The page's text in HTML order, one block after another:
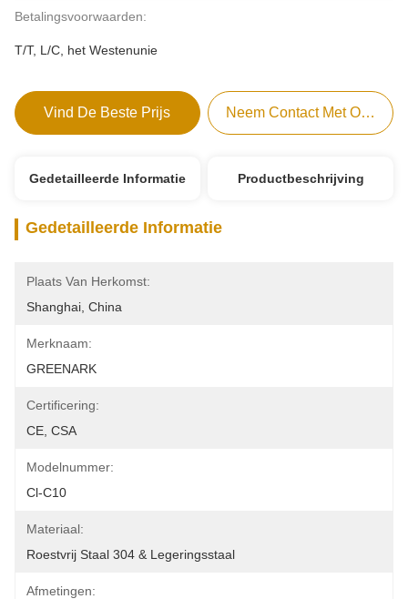
Betalingsvoorwaarden:
T/T, L/C, het Westenunie
Vind De Beste Prijs Neem Contact Met Ons Op
Gedetailleerde Informatie Productbeschrijving
Gedetailleerde Informatie
Plaats Van Herkomst:
Shanghai, China
Merknaam:
GREENARK
Certificering:
CE, CSA
Modelnummer:
Cl-C10
Materiaal:
Roestvrij Staal 304 & Legeringsstaal
Afmetingen: